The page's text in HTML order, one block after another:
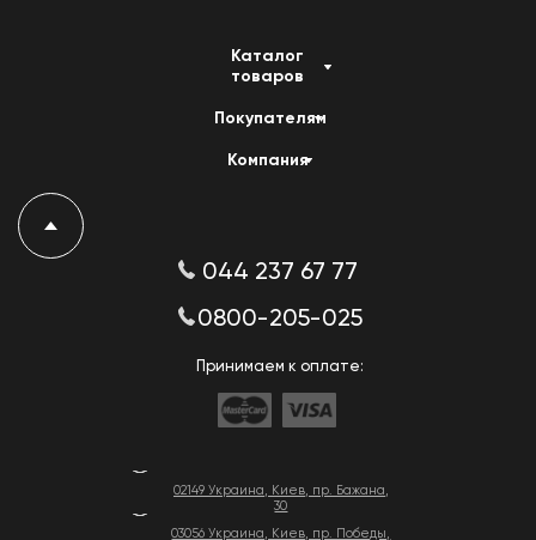
02149 Украина, Киев, пр. Бажана,
30
03056 Украина, Киев, пр. Победы,
Каталог
товаров
Покупателям
Компания
044 237 67 77
0800-205-025
Принимаем к оплате: